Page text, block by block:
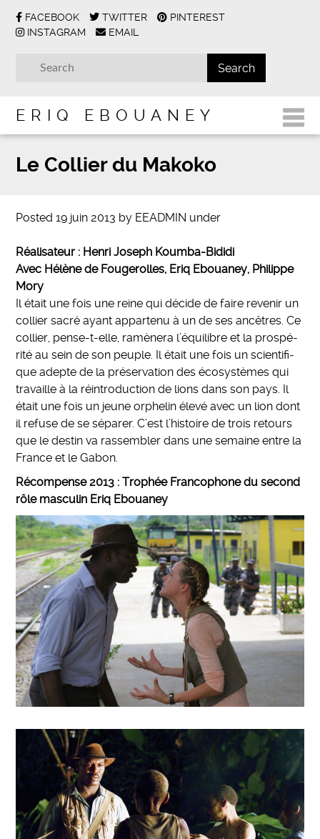
FACEBOOK TWITTER
PINTEREST
INSTAGRAM
EMAIL
ERIQ EBOUANEY
Le Collier du Makoko
Posted19 juin 2013 by EEADMIN under
Réalisateur : Henri Joseph Koumba-Bididi
Avec Hélène de Fougerolles, Eriq Ebouaney, Philippe
Mory
Il était une fois une reine qui décide de faire reve­nir un
col­lier sacré ayant appar­tenu à un de ses ancê­tres. Ce
col­lier, pense-t-elle, ramè­nera l’équilibre et la pros­pé­
rité au sein de son peuple. Il était une fois un scien­ti­fi­
que adepte de la préservation des écosystèmes qui
tra­vaille à la réin­tro­duc­tion de lions dans son pays. Il
était une fois un jeune orphe­lin élevé avec un lion dont
il refuse de se sépa­rer. C’est l’his­toire de trois retours
que le destin va ras­sem­bler dans une semaine entre la
France et le Gabon.
Récompense2013 :Trophée Francophone du second
rôle masculin Eriq Ebouaney